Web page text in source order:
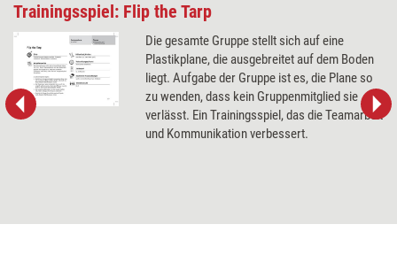
Trainingsspiel: Flip the Tarp
Die gesamte Gruppe stellt sich auf eine
Plastikplane, die ausgebreitet auf dem Boden
liegt. Aufgabe der Gruppe ist es, die Plane so
zu wenden, dass kein Gruppenmitglied sie
verlässt. Ein Trainingsspiel, das die Teamarbeit
und Kommunikation verbessert.